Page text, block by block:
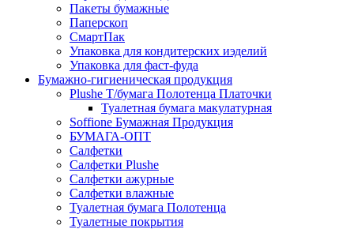
Пакеты бумажные
Паперскоп
СмартПак
Упаковка для кондитерских иэделий
Упаковка для фаст-фуда
Бумажно-гигиеническая продукция
Plushe Т/бумага Полотенца Платочки
Туалетная бумага макулатурная
Soffione Бумажная Продукция
БУМАГА-ОПТ
Салфетки
Салфетки Plushe
Салфетки ажурные
Салфетки влажные
Туалетная бумага Полотенца
Туалетные покрытия